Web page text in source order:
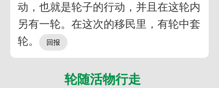
动，也就是轮子的行动，并且在这轮内
另有一轮。在这次的移民里，有轮中套
轮。
轮随活物行走